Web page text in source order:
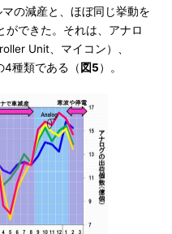
の減産と、ほぼ同じ挙動を
ができた。それは、アナロ
Unit、マイコン）、
4種類である（ 図5）。